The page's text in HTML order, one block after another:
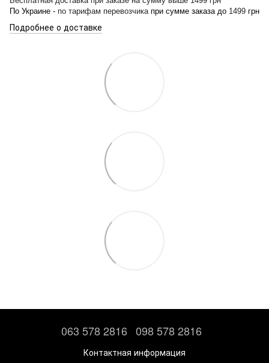
По Украине - по тарифам перевозчика при сумме заказа до 1499 грн
Подробнее о доставке
063 578 2816 098 578 2816
Контактная информация